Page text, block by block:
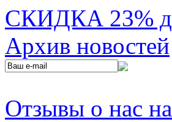
СКИДКА 23%
Архив новостей
Отзывы о нас